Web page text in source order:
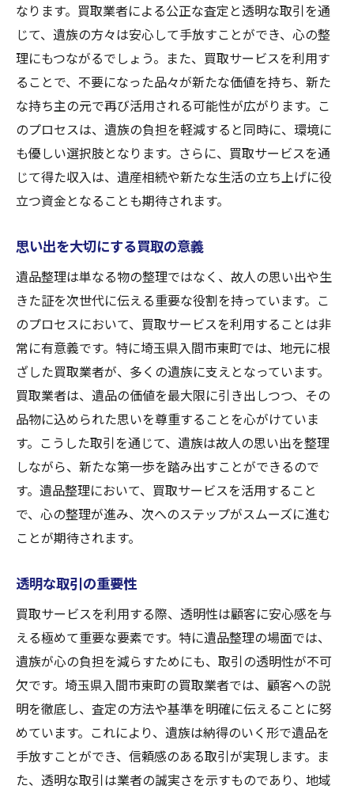
なります。買取業者による公正な査定と透明な取引を通
じて、遺族の方々は安心して手放すことができ、心の整
理にもつながるでしょう。また、買取サービスを利用す
ることで、不要になった品々が新たな価値を持ち、新た
な持ち主の元で再び活用される可能性が広がります。こ
のプロセスは、遺族の負担を軽減すると同時に、環境に
も優しい選択肢となります。さらに、買取サービスを通
じて得た収入は、遺産相続や新たな生活の立ち上げに役
立つ資金となることも期待されます。
思い出を大切にする買取の意義
遺品整理は単なる物の整理ではなく、故人の思い出や生
きた証を次世代に伝える重要な役割を持っています。こ
のプロセスにおいて、買取サービスを利用することは非
常に有意義です。特に埼玉県入間市東町では、地元に根
ざした買取業者が、多くの遺族に支えとなっています。
買取業者は、遺品の価値を最大限に引き出しつつ、その
品物に込められた思いを尊重することを心がけていま
す。こうした取引を通じて、遺族は故人の思い出を整理
しながら、新たな第一歩を踏み出すことができるので
す。遺品整理において、買取サービスを活用すること
で、心の整理が進み、次へのステップがスムーズに進む
ことが期待されます。
透明な取引の重要性
買取サービスを利用する際、透明性は顧客に安心感を与
える極めて重要な要素です。特に遺品整理の場面では、
遺族が心の負担を減らすためにも、取引の透明性が不可
欠です。埼玉県入間市東町の買取業者では、顧客への説
明を徹底し、査定の方法や基準を明確に伝えることに努
めています。これにより、遺族は納得のいく形で遺品を
手放すことができ、信頼感のある取引が実現します。ま
た、透明な取引は業者の誠実さを示すものであり、地域